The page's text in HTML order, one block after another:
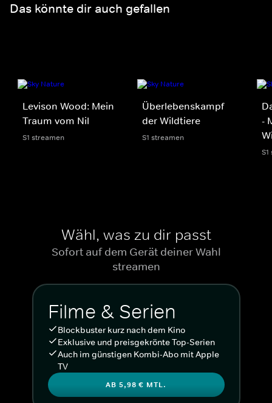
Das könnte dir auch gefallen
Levison Wood: Mein
Traum vom Nil
S1 streamen
Überlebenskampf
der Wildtiere
S1 streamen
-
Wähl, was zu dir passt
Sofort auf dem Gerät deiner Wahl
streamen
Filme & Serien
Blockbuster kurz nach dem Kino
Exklusive und preisgekrönte Top-Serien
Auch im günstigen Kombi-Abo mit Apple
TV
AB 5,98 € MTL.